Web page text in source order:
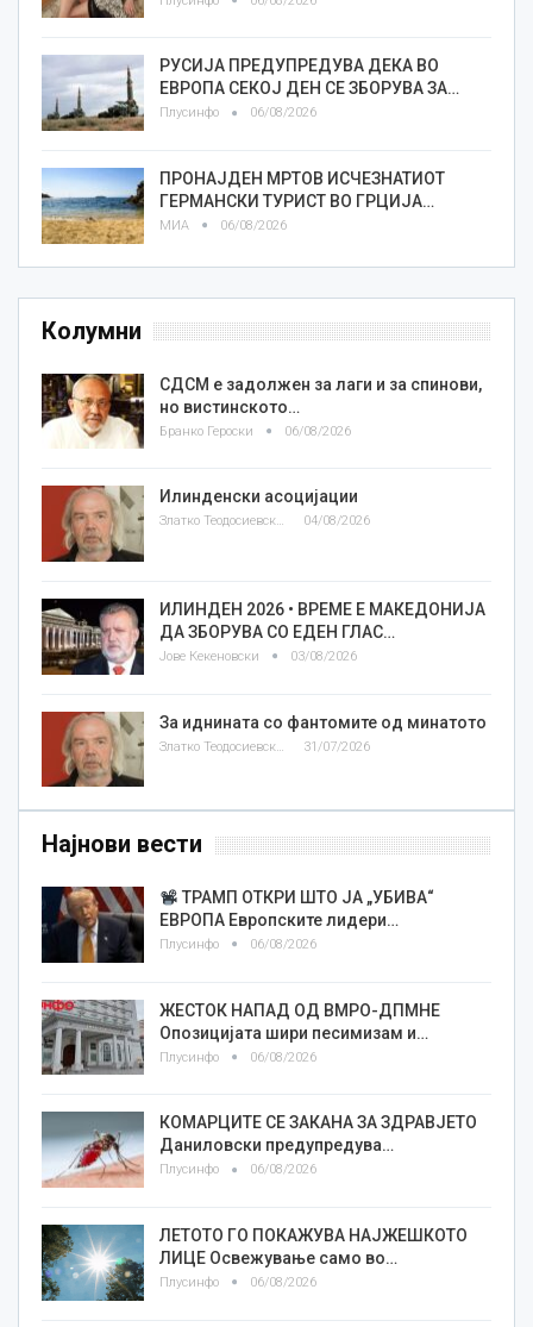
РУСИЈА ПРЕДУПРЕДУВА ДЕКА ВО
ЕВРОПА СЕКОЈ ДЕН СЕ ЗБОРУВА ЗА…
Плусинфо 06/08/2026
ПРОНАЈДЕН МРТОВ ИСЧЕЗНАТИОТ
ГЕРМАНСКИ ТУРИСТ ВО ГРЦИЈА…
МИА 06/08/2026
Колумни
СДСМ е задолжен за лаги и за спинови,
но вистинското…
Бранко Героски 06/08/2026
Илинденски асоцијации
Златко Теодосиевски 04/08/2026
ИЛИНДЕН 2026 • ВРЕМЕ Е МАКЕДОНИЈА
ДА ЗБОРУВА СО ЕДЕН ГЛАС…
Јове Кекеновски 03/08/2026
За иднината со фантомите од минатото
31/07/2026
Најнови вести
ТРАМП ОТКРИ ШТО ЈА „УБИВА“
ЕВРОПА Европските лидери…
Плусинфо 06/08/2026
ЖЕСТОК НАПАД ОД ВМРО-ДПМНЕ
Опозицијата шири песимизам и…
Плусинфо 06/08/2026
КОМАРЦИТЕ СЕ ЗАКАНА ЗА ЗДРАВЈЕТО
Даниловски предупредува…
Плусинфо 06/08/2026
ЛЕТОТО ГО ПОКАЖУВА НАЈЖЕШКОТО
ЛИЦE Освежување само во…
Плусинфо 06/08/2026